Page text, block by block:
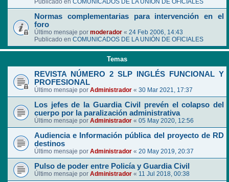
Publicado en COMUNICADOS DE LA UNIÓN DE OFICIALES
Normas complementarias para intervención en el
foro
Último mensaje por moderador « 24 Feb 2006, 14:43
Publicado en COMUNICADOS DE LA UNIÓN DE OFICIALES
Temas
REVISTA NÚMERO 2 SLP INGLÉS FUNCIONAL Y
PROFESIONAL
Último mensaje por Administrador « 30 Mar 2021, 17:37
Los jefes de la Guardia Civil prevén el colapso del
cuerpo por la paralización administrativa
Último mensaje por Administrador « 05 May 2020, 12:56
Audiencia e Información pública del proyecto de RD
destinos
Último mensaje por Administrador « 20 May 2019, 20:37
Pulso de poder entre Policía y Guardia Civil
Último mensaje por Administrador « 11 Jul 2018, 00:38